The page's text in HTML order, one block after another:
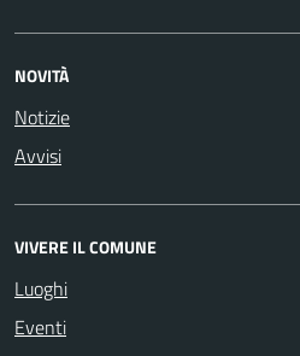
NOVITÀ
Notizie
Avvisi
VIVERE IL COMUNE
Luoghi
Eventi